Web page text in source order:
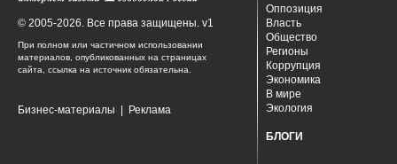
© 2005-2026. Все права защищены. v1
При полном или частичном использовании
материалов, опубликованных на страницах
сайта, ссылка на источник обязательна.
Бизнес-материалы Реклама
Оппозиция
Власть
Общество
Регионы
Коррупция
Экономика
В мире
Экология
БЛОГИ